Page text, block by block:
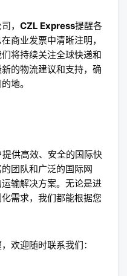
， CZL Express提醒各
商业发票中清晰注明，
将持续关注全球快递和
的物流建议和支持，确
地。
供高效、安全的国际快
团队和广泛的国际网
输解决方案。无论是进
需求，我们都能根据您
欢迎随时联系我们：